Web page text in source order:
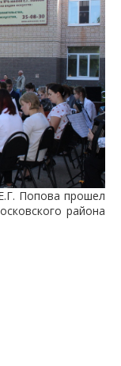
Попова прошел
района